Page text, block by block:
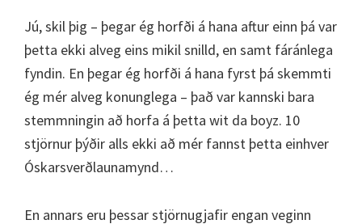
Jú, skil þig – þegar ég horfði á hana aftur einn þá var
þetta ekki alveg eins mikil snilld, en samt fáránlega
fyndin. En þegar ég horfði á hana fyrst þá skemmti
ég mér alveg konunglega – það var kannski bara
stemmningin að horfa á þetta wit da boyz. 10
stjörnur þýðir alls ekki að mér fannst þetta einhver
Óskarsverðlaunamynd…
En annars eru þessar stjörnugjafir engan veginn